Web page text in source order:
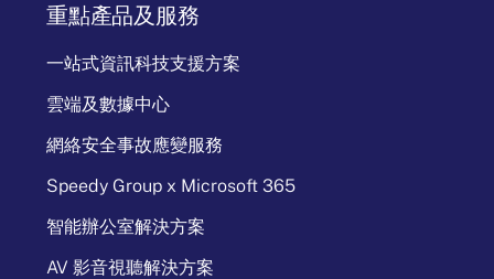
重點產品及服務
一站式資訊科技支援方案
雲端及數據中心
網絡安全事故應變服務
Speedy Group x Microsoft 365
智能辦公室解決方案
AV 影音視聽解決方案